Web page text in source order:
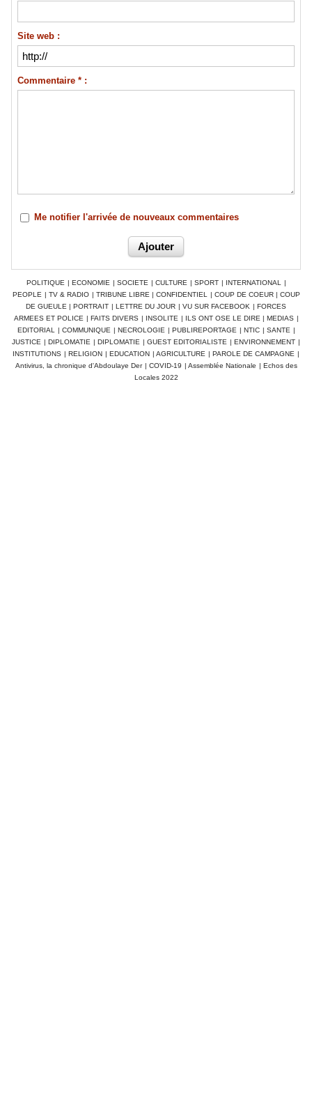
Site web :
Commentaire * :
Me notifier l'arrivée de nouveaux commentaires
POLITIQUE | ECONOMIE | SOCIETE | CULTURE | SPORT | INTERNATIONAL
|
PEOPLE | TV & RADIO | TRIBUNE LIBRE | CONFIDENTIEL | COUP DE COEUR | COUP
DE GUEULE | PORTRAIT | LETTRE DU JOUR | VU SUR FACEBOOK | FORCES
ARMEES ET POLICE | FAITS DIVERS | INSOLITE | ILS ONT OSE LE DIRE | MEDIAS |
EDITORIAL
| COMMUNIQUE | NECROLOGIE | PUBLIREPORTAGE | NTIC | SANTE |
JUSTICE | DIPLOMATIE | DIPLOMATIE | GUEST EDITORIALISTE | ENVIRONNEMENT |
INSTITUTIONS | RELIGION | EDUCATION | AGRICULTURE | PAROLE DE CAMPAGNE |
Antivirus, la chronique d'Abdoulaye Der | COVID-19 | Assemblée Nationale | Echos des
Locales 2022